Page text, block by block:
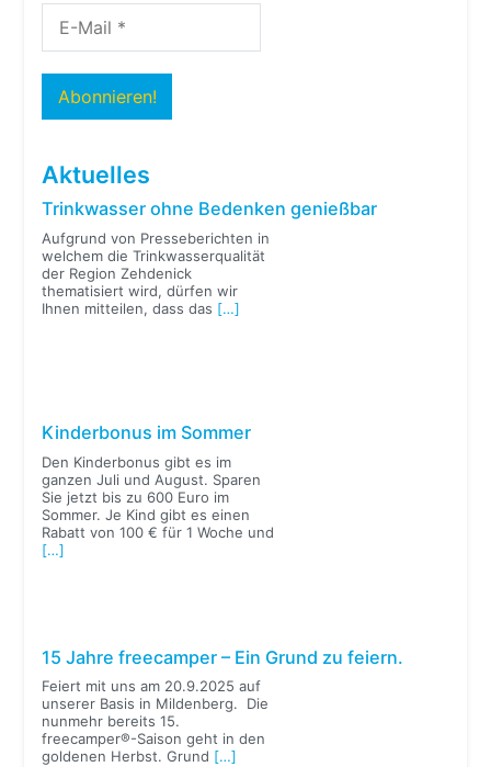
Aktuelles
Trinkwasser ohne Bedenken genießbar
Aufgrund von Presseberichten in
welchem die Trinkwasserqualität
der Region Zehdenick
thematisiert wird, dürfen wir
Ihnen mitteilen, dass das […]
Kinderbonus im Sommer
Den Kinderbonus gibt es im
ganzen Juli und August. Sparen
Sie jetzt bis zu 600 Euro im
Sommer. Je Kind gibt es einen
Rabatt von 100 € für 1 Woche und
[…]
15 Jahre freecamper – Ein Grund zu feiern.
Feiert mit uns am 20.9.2025 auf
unserer Basis in Mildenberg. Die
nunmehr bereits 15.
freecamper®-Saison geht in den
goldenen Herbst. Grund […]